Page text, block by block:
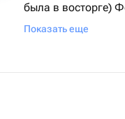
была в восторге)
соответствует
Показать еще